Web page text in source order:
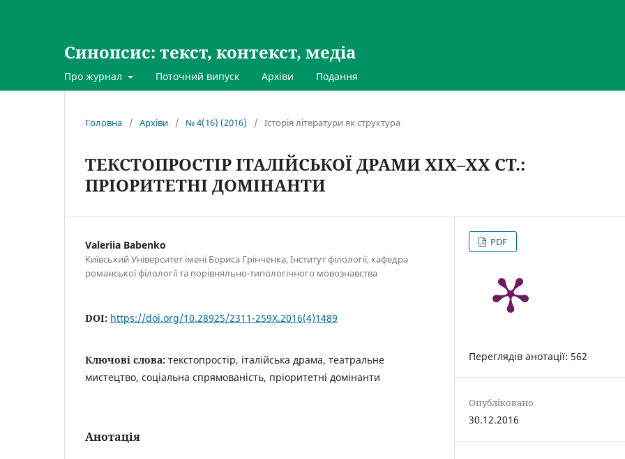
Синопсис: текст, контекст, медіа
Про журнал Поточний випуск Архіви Подання
Головна / Архіви / № 4(16) (2016) / Історія літератури як структура
ТЕКСТОПРОСТІР ІТАЛІЙСЬКОЇ ДРАМИ ХІХ–ХХ СТ.:
ПРІОРИТЕТНІ ДОМІНАНТИ
Valeriia Babenko
Київський Університет імені Бориса Грінченка, Інститут філології, кафедра
романської філології та порівняльно-типологічного мовознавства
DOI: https://doi.org/10.28925/2311-259X.2016(4)1489
Ключові слова: текстопростір, італійська драма, театральне
мистецтво, соціальна спрямованість, пріоритетні домінанти
Анотація
PDF
Переглядів анотації: 562
Опубліковано
30.12.2016